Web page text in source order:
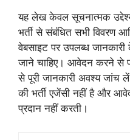
यह लेख केवल सूचनात्मक
भर्ती से संबंधित सभी विवरण
वेबसाइट पर उपलब्ध
जाने चाहिए। आवेदन करने से
से पूरी जानकारी अवश्य जांच
की भर्ती एजेंसी नहीं है और
प्रदान नहीं करती।